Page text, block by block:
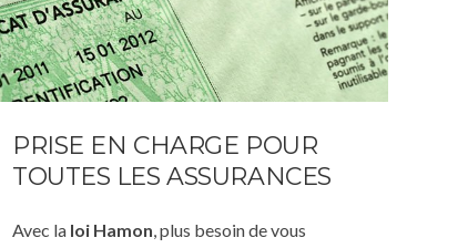
PRISE EN CHARGE POUR
TOUTES LES ASSURANCES
Avec la loi Hamon, plus besoin de vous